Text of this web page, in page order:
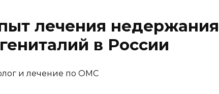
лечения недержания
в России